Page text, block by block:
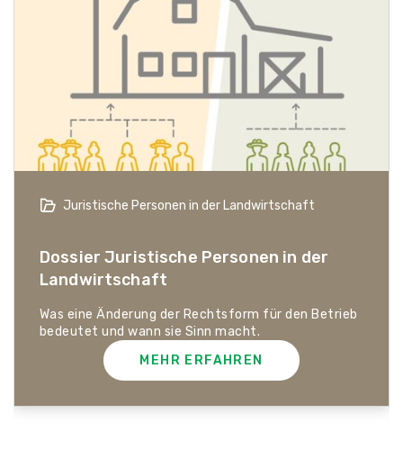
Bio-Artikel
Dossier Bio-Artikel
MEHR ERFAHREN